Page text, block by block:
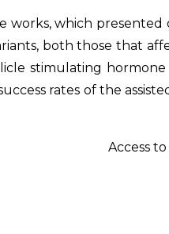
works, which presented
both those that
stimulating
rates of the
Access to